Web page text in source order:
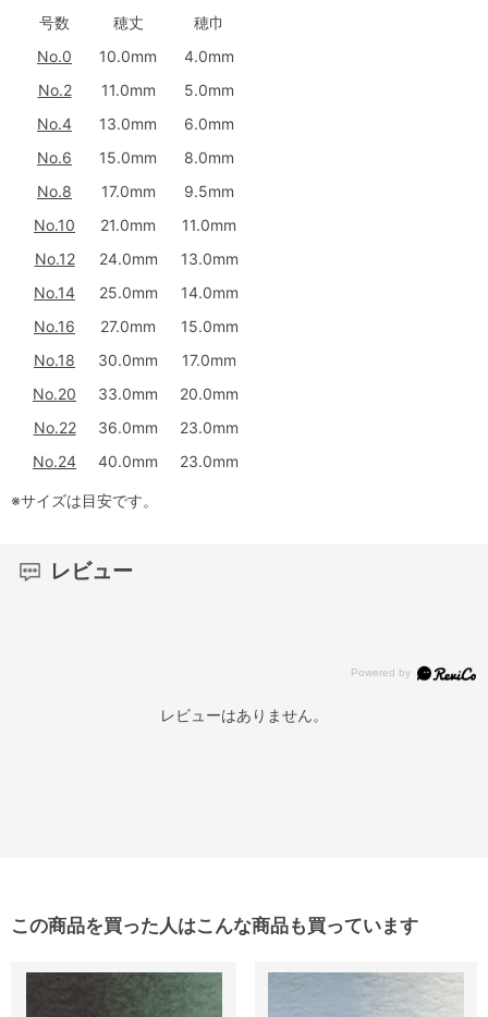
号数 穂丈
穂巾
No.0
10.0mm
4.0mm
No.2
11.0mm
5.0mm
No.4
13.0mm
6.0mm
No.6
15.0mm
8.0mm
No.8
17.0mm
9.5mm
No.10
21.0mm
11.0mm
No.12
24.0mm
13.0mm
No.14
25.0mm
14.0mm
No.16
27.0mm
15.0mm
No.18
30.0mm
17.0mm
No.20
33.0mm
20.0mm
No.22
36.0mm
23.0mm
No.24
40.0mm 23.0mm
※サイズは目安です。
レビュー
レビューはありません。
この商品を買った人はこんな商品も買っています